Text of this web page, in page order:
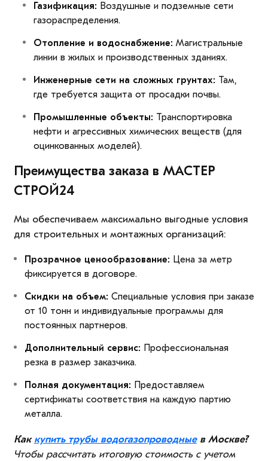
Газификация: Воздушные и подземные сети
газораспределения.
Отопление и водоснабжение: Магистральные
линии в жилых и производственных зданиях.
Инженерные сети на сложных грунтах: Там,
где требуется защита от просадки почвы.
Промышленные объекты: Транспортировка
нефти и агрессивных химических веществ (для
оцинкованных моделей).
Преимущества заказа в МАСТЕР
СТРОЙ24
Мы обеспечиваем максимально выгодные условия
для строительных и монтажных организаций:
Прозрачное ценообразование: Цена за метр
фиксируется в договоре.
Скидки на объем: Специальные условия при заказе
от 10 тонн и индивидуальные программы для
постоянных партнеров.
Дополнительный сервис: Профессиональная
резка в размер заказчика.
Полная документация: Предоставляем
сертификаты соответствия на каждую партию
металла.
Как купить трубы водогазопроводныев Москве?
Чтобы рассчитать итоговую стоимость с учетом